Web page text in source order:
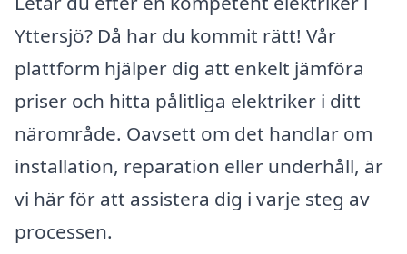
Yttersjö? Då har du kommit rätt! Vår
plattform hjälper dig att enkelt jämföra
priser och hitta pålitliga elektriker i ditt
närområde. Oavsett om det handlar om
installation, reparation eller underhåll, är
vi här för att assistera dig i varje steg av
processen.